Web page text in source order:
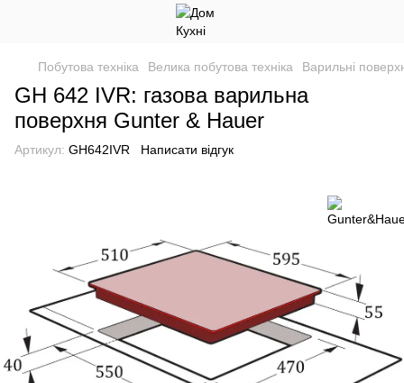
Побутова техніка Велика побутова техніка Варильні
GH 642 IVR: газова варильна
поверхня Gunter & Hauer
Артикул: GH642IVR Написати відгук